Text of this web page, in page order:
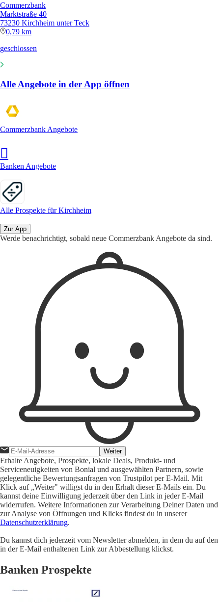
Commerzbank
Marktstraße 40
73230 Kirchheim unter Teck
0,79 km
geschlossen
Alle Angebote in der App öffnen
Commerzbank Angebote
Banken Angebote
Alle Prospekte für Kirchheim
Zur App
Werde benachrichtigt, sobald neue Commerzbank Angebote da sind.
Weiter
Erhalte Angebote, Prospekte, lokale Deals, Produkt- und
Serviceneuigkeiten von Bonial und ausgewählten Partnern, sowie
gelegentliche Bewertungsanfragen von Trustpilot per E-Mail. Mit
Klick auf „Weiter" willigst du in den Erhalt dieser E-Mails ein. Du
kannst deine Einwilligung jederzeit über den Link in jeder E-Mail
widerrufen. Weitere Informationen zur Verarbeitung Deiner Daten und
zur Analyse von Öffnungen und Klicks findest du in unserer
Datenschutzerklärung.
Du kannst dich jederzeit vom Newsletter abmelden, in dem du auf den
in der E-Mail enthaltenen Link zur Abbestellung klickst.
Banken Prospekte